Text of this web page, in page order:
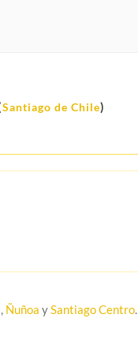
Santiago de Chile)
, Ñuñoa ySantiago Centro.